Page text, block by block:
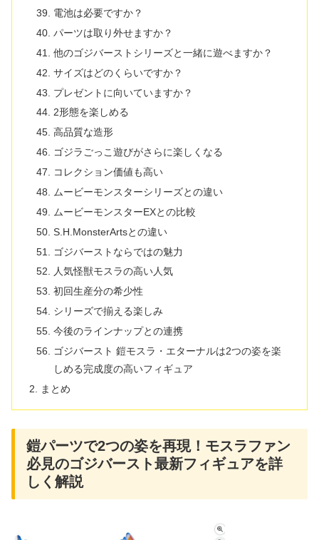
電池は必要ですか？
パーツは取り外せますか？
他のゴジバーストシリーズと一緒に遊べますか？
サイズはどのくらいですか？
プレゼントに向いていますか？
2形態を楽しめる
高品質な造形
ゴジラごっこ遊びがさらに楽しくなる
コレクション価値も高い
ムービーモンスターシリーズとの違い
ムービーモンスターEXとの比較
S.H.MonsterArtsとの違い
ゴジバーストならではの魅力
人気怪獣モスラの高い人気
初回生産分の希少性
シリーズで揃える楽しみ
今後のラインナップとの連携
ゴジバースト 鎧モスラ・エターナルは2つの姿を楽
しめる完成度の高いフィギュア
まとめ
鎧パーツで2つの姿を再現！モスラファン
必見のゴジバースト最新フィギュアを詳
しく解説